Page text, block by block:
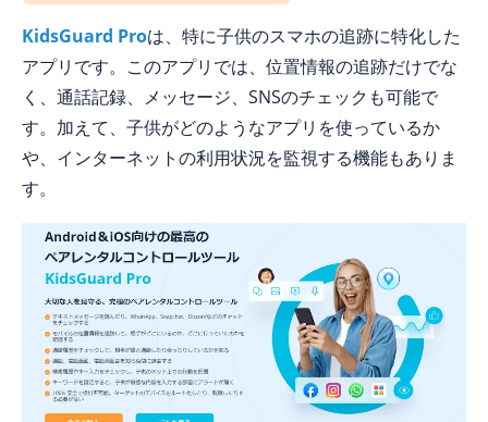
KidsGuard Proは、特に子供のスマホの追跡に特化した
アプリです。このアプリでは、位置情報の追跡だけでな
く、通話記録、メッセージ、SNSのチェックも可能で
す。加えて、子供がどのようなアプリを使っているか
や、インターネットの利用状況を監視する機能もありま
す。